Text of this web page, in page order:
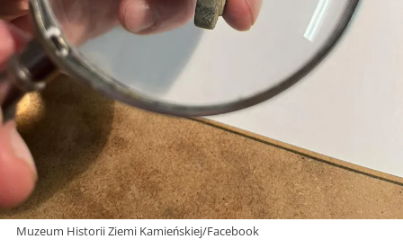
Muzeum Historii Ziemi Kamieńskiej/Facebook